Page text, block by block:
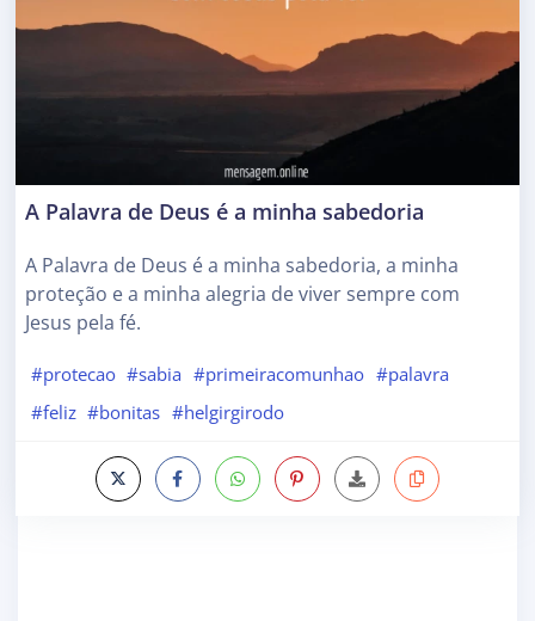
A Palavra de Deus é a minha sabedoria
A Palavra de Deus é a minha sabedoria, a minha
proteção e a minha alegria de viver sempre com
Jesus pela fé.
#protecao #sabia #primeiracomunhao #palavra
#feliz #bonitas #helgirgirodo